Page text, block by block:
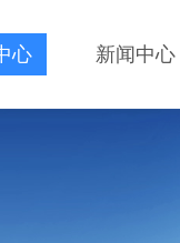
心 新闻中心